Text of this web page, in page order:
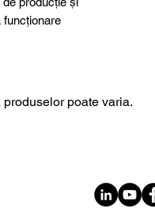
funcționare
poate varia.